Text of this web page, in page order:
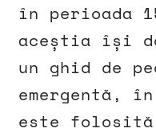
în perioada
aceștia își
un ghid de
emergentă,
este folosită